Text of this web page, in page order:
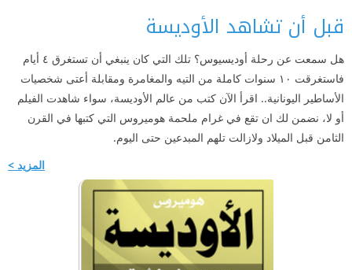
قبل أن تشاهد الأوديسة
هل سمعت عن رحلة أوديسيوس؟ تلك التي كان ينبغي أن تستغرق ٤ أيام
فاستغرقت ١٠ سنوات كاملة من التيه والمغامرة ومقابلة أعتى شخصيات
الأساطير اليونانية.. اقرأ الآن كتب من عالم الأوديسة، سواء شاهدت الفيلم
أو لا، نضمن لك ان تقع في غرام ملحمة هوميروس التي كتبها في القرن
الثامن قبل الميلاد ولازالت تلهم المبدعين حتى اليوم.
المزيد >